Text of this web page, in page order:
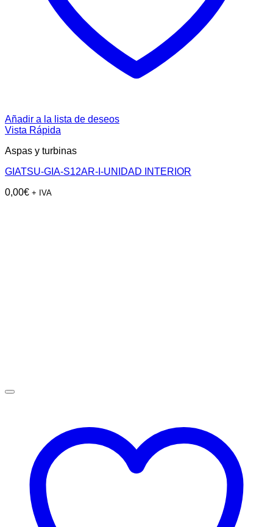
Añadir a la lista de deseos
Vista Rápida
Aspas y turbinas
GIATSU-GIA-S12AR-I-UNIDAD INTERIOR
0,00€ + IVA